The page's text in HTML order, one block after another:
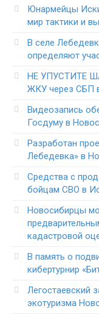
Юнармейцы
мир тактики и
В селе
определяют
НЕ УПУСТИТЕ
ЖКУ через СБП
Видеозапись
Госдуму в
Разработан
Лебедевка» в
Средства с
бойцам СВО в
Новосибирцы
кадастровой
В память о
кибертурнир
Легостаевский
экотуризма